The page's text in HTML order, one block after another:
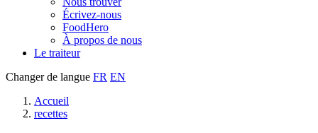
Écrivez-nous
FoodHero
À propos de nous
Le traiteur
Changer de langue FR EN
Accueil
recettes